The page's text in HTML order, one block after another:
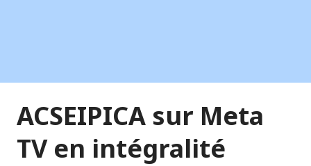
ACSEIPICA sur Meta
TV en intégralité